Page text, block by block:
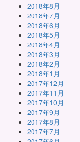
2018年8月
2018年7月
2018年6月
2018年5月
2018年4月
2018年3月
2018年2月
2018年1月
2017年12月
2017年11月
2017年10月
2017年9月
2017年8月
2017年7月